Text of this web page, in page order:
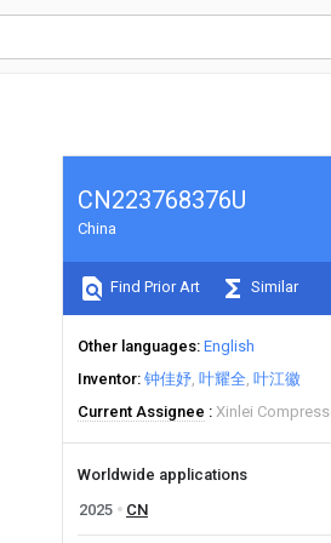
CN223768376U
China
Find Prior Art Similar
Other languages English
Inventor 钟佳妤 叶耀全 叶江徽
Current Assignee
Xinlei
Worldwide applications
2025
CN